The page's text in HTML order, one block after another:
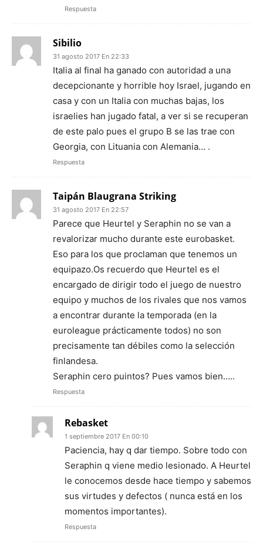
Respuesta
Sibilio
31 agosto 2017 En 22:33
Italia al final ha ganado con autoridad a una
decepcionante y horrible hoy Israel, jugando en
casa y con un Italia con muchas bajas, los
israelies han jugado fatal, a ver si se recuperan
de este palo pues el grupo B se las trae con
Georgia, con Lituania con Alemania… .
Respuesta
Taipán Blaugrana Striking
31 agosto 2017 En 22:57
Parece que Heurtel y Seraphin no se van a
revalorizar mucho durante este eurobasket.
Eso para los que proclaman que tenemos un
equipazo.Os recuerdo que Heurtel es el
encargado de dirigir todo el juego de nuestro
equipo y muchos de los rivales que nos vamos
a encontrar durante la temporada (en la
euroleague prácticamente todos) no son
precisamente tan débiles como la selección
finlandesa.
Seraphin cero puintos? Pues vamos bien…..
Respuesta
Rebasket
1 septiembre 2017 En 00:10
Paciencia, hay q dar tiempo. Sobre todo con
Seraphin q viene medio lesionado. A Heurtel
le conocemos desde hace tiempo y sabemos
sus virtudes y defectos ( nunca está en los
momentos importantes).
Respuesta